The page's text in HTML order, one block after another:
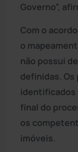
Governo”,
Com o
o
não possui
definidas.
identificados
final do
os
imóveis.